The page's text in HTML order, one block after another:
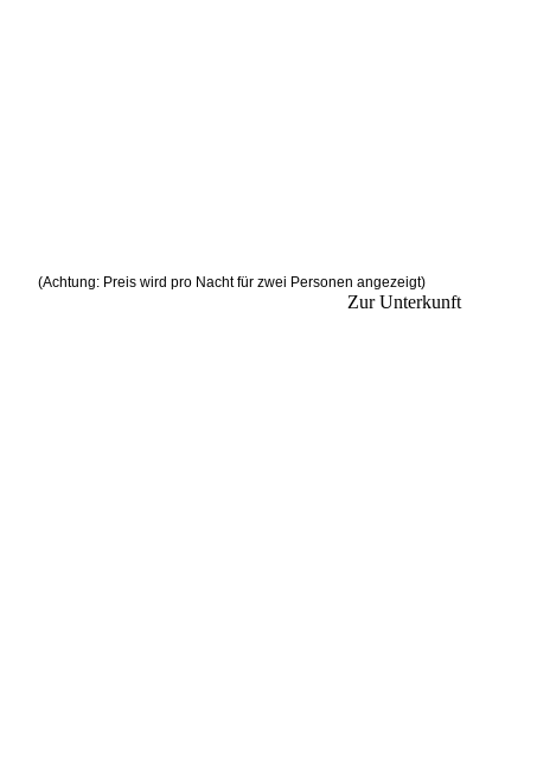
(Achtung: Preis wird pro Nacht für zwei Personen angezeigt)
Zur Unterkunft